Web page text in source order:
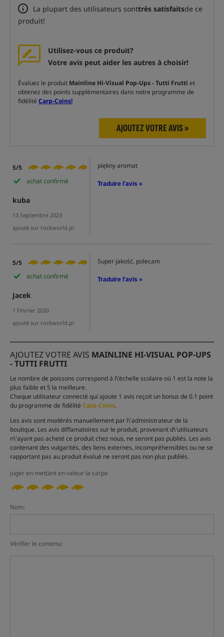
La plupart des utilisateurs sonttrès satisfaitsde ce
produit!
Utilisez-vous ce produit?
Votre avis peut aider les autres à choisir!
Évaluez le produit Mainline Hi-Visual Pop-Ups - Tutti Frutti et
obtenez des points supplémentaires dans notre programme de
fidélité Carp-Coins!
AJOUTEZ VOTRE AVIS »
5/5
achat confirmé
kuba
13 Septembre 2023
ajouté sur rockworld.pl
piękny aromat
Traduire l'avis »
5/5
achat confirmé
Jacek
1 Février 2020
ajouté sur rockworld.pl
Super jakość, polecam
Traduire l'avis »
AJOUTEZ VOTRE AVIS MAINLINE HI-VISUAL POP-UPS
- TUTTI FRUTTI
Le nombre de poissons correspond à l\'échelle scolaire où 1 est la note la
plus faible et 5 la meilleure.
Chaque utilisateur connecté qui ajoute 1 avis reçoit un bonus de 0.1 point
du programme de fidélité Carp-Coins.
Les avis sont modérés manuellement par l\'administrateur de la
boutique. Les avis diffamatoires sur le produit, provenant d\'utilisateurs
n\'ayant pas acheté ce produit chez nous, ne seront pas publiés. Les avis
contenant des vulgarités, des liens externes, incompréhensibles ou ne se
rapportant pas au produit évalué ne seront pas non plus publiés.
juger en mettant en valeur la carpe
Nom:
Vérifier le contenu: